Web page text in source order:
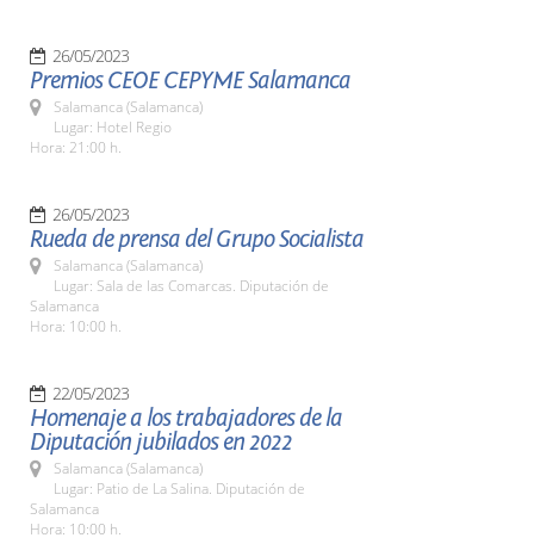
26/05/2023
Premios CEOE CEPYME Salamanca
Salamanca (Salamanca)
Lugar: Hotel Regio
Hora: 21:00 h.
26/05/2023
Rueda de prensa del Grupo Socialista
Salamanca (Salamanca)
Lugar: Sala de las Comarcas. Diputación de
Salamanca
Hora: 10:00 h.
22/05/2023
Homenaje a los trabajadores de la
Diputación jubilados en 2022
Salamanca (Salamanca)
Lugar: Patio de La Salina. Diputación de
Salamanca
Hora: 10:00 h.